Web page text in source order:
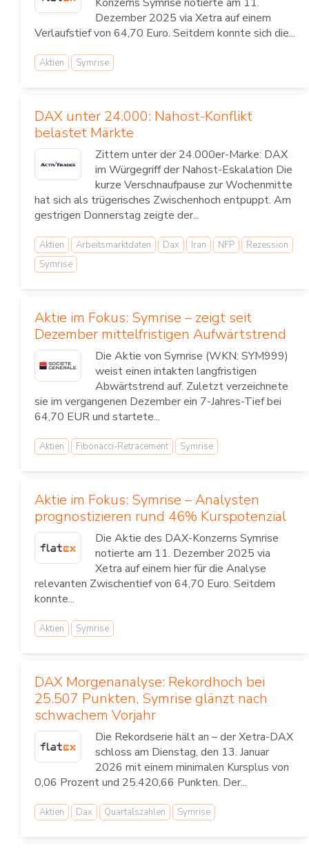
Dezember 2025 via Xetra auf einem
Verlaufstief von 64,70 Euro. Seitdem konnte sich die...
Aktien Symrise
DAX unter 24.000: Nahost-Konflikt
belastet Märkte
Zittern unter der 24.000er-Marke: DAX
im Würgegriff der Nahost-Eskalation Die
kurze Verschnaufpause zur Wochenmitte
hat sich als trügerisches Zwischenhoch entpuppt. Am
gestrigen Donnerstag zeigte der...
Aktien Arbeitsmarktdaten Dax Iran NFP
Rezession
Symrise
Aktie im Fokus: Symrise – zeigt seit
Dezember mittelfristigen Aufwärtstrend
Die Aktie von Symrise (WKN: SYM999)
weist einen intakten langfristigen
Abwärtstrend auf. Zuletzt verzeichnete
sie im vergangenen Dezember ein 7-Jahres-Tief bei
64,70 EUR und startete...
Aktien Fibonacci-Retracement Symrise
Aktie im Fokus: Symrise – Analysten
prognostizieren rund 46% Kurspotenzial
Die Aktie des DAX-Konzerns Symrise
notierte am 11. Dezember 2025 via
Xetra auf einem hier für die Analyse
relevanten Zwischentief von 64,70 Euro. Seitdem
konnte...
Aktien Symrise
DAX Morgenanalyse: Rekordhoch bei
25.507 Punkten, Symrise glänzt nach
schwachem Vorjahr
Die Rekordserie hält an – der Xetra-DAX
schloss am Dienstag, den 13. Januar
2026 mit einem minimalen Kursplus von
0,06 Prozent und 25.420,66 Punkten. Der...
Aktien Dax Quartalszahlen Symrise